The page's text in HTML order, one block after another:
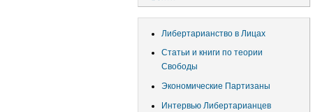
учётной
пользователя
Либертарианство в Лицах
Статьи и книги по теории
Свободы
Экономические Партизаны
Интервью Либертарианцев